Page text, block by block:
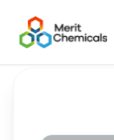
Katalogga